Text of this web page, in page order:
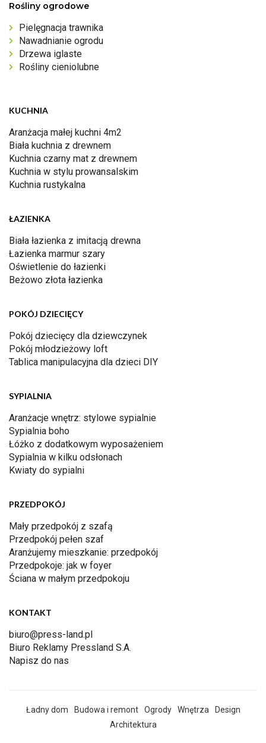
Rośliny ogrodowe
Pielęgnacja trawnika
Nawadnianie ogrodu
Drzewa iglaste
Rośliny cieniolubne
KUCHNIA
Aranżacja małej kuchni 4m2
Biała kuchnia z drewnem
Kuchnia czarny mat z drewnem
Kuchnia w stylu prowansalskim
Kuchnia rustykalna
ŁAZIENKA
Biała łazienka z imitacją drewna
Łazienka marmur szary
Oświetlenie do łazienki
Beżowo złota łazienka
POKÓJ DZIECIĘCY
Pokój dziecięcy dla dziewczynek
Pokój młodzieżowy loft
Tablica manipulacyjna dla dzieci DIY
SYPIALNIA
Aranżacje wnętrz: stylowe sypialnie
Sypialnia boho
Łóżko z dodatkowym wyposażeniem
Sypialnia w kilku odsłonach
Kwiaty do sypialni
PRZEDPOKÓJ
Mały przedpokój z szafą
Przedpokój pełen szaf
Aranżujemy mieszkanie: przedpokój
Przedpokoje: jak w foyer
Ściana w małym przedpokoju
KONTAKT
biuro@press-land.pl
Biuro Reklamy Pressland S.A.
Napisz do nas
Ładny dom Budowa i remont Ogrody Wnętrza
Design
Architektura